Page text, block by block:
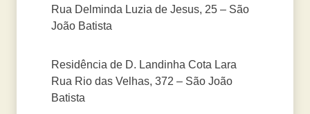
Rua Delminda Luzia de Jesus, 25 – São
João Batista
Residência de D. Landinha Cota Lara
Rua Rio das Velhas, 372 – São João
Batista